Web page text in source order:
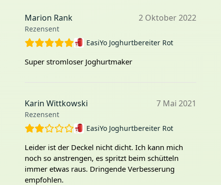
Marion Rank
Rezensent
2 Oktober 2022
EasiYo Joghurtbereiter Rot
Super stromloser Joghurtmaker
Karin Wittkowski
Rezensent
7 Mai 2021
EasiYo Joghurtbereiter Rot
Leider ist der Deckel nicht dicht. Ich kann mich
noch so anstrengen, es spritzt beim schütteln
immer etwas raus. Dringende Verbesserung
empfohlen.